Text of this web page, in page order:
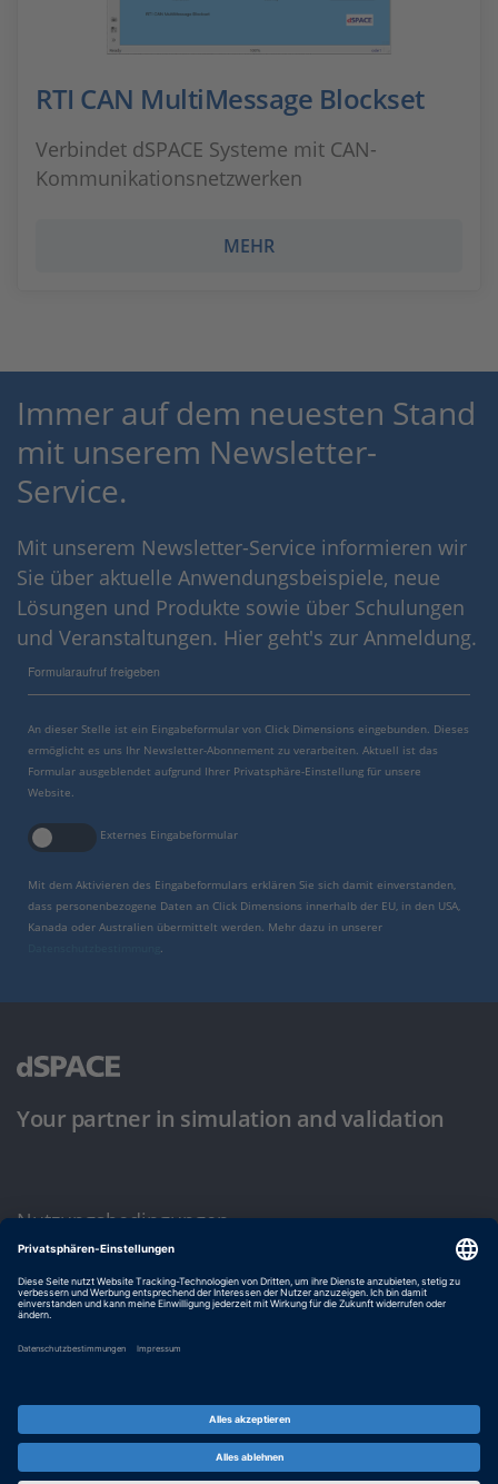
RTI CAN MultiMessage Blockset
Verbindet dSPACE Systeme mit CAN-
Kommunikationsnetzwerken
MEHR
Immer auf dem neuesten Stand
mit unserem Newsletter-
Service.
Mit unserem Newsletter-Service informieren wir
Sie über aktuelle Anwendungsbeispiele, neue
Lösungen und Produkte sowie über Schulungen
und Veranstaltungen. Hier geht's zur Anmeldung.
Formularaufruf freigeben
An dieser Stelle ist ein Eingabeformular von Click Dimensions eingebunden. Dieses
ermöglicht es uns Ihr Newsletter-Abonnement zu verarbeiten. Aktuell ist das
Formular ausgeblendet aufgrund Ihrer Privatsphäre-Einstellung für unsere
Website.
Externes Eingabeformular
Mit dem Aktivieren des Eingabeformulars erklären Sie sich damit einverstanden,
dass personenbezogene Daten an Click Dimensions innerhalb der EU, in den USA,
Kanada oder Australien übermittelt werden. Mehr dazu in unserer
Your partner in simulation and validation
Nutzungsbedingungen
Impressum & Allgemeine Geschäftsbedingungen